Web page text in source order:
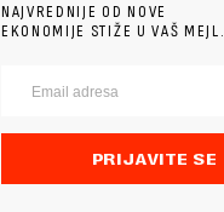
NAJVREDNIJE OD NOVE
EKONOMIJE STIŽE U VAŠ MEJL.
PRIJAVITE SE